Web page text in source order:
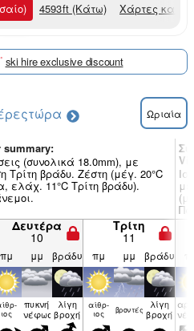
4593ft (Κάτω) Χάρτες
ski hire exclusive discount
τώρα Ωριαία
summary:
(συνολικά 18.0mm), με
Τρίτη βράδυ. Ζέστη (μέγ. 20°C
ελάχ. 11°C Τρίτη βράδυ).
Δευτέρα
10
Τρίτη
11
πμ μμ βράδυ πμ μμ βράδυ
ιος
πυκνή
νέφωση
λίγη
βροχή
αίθρ­
ιος βρον­τές λίγη
βροχή